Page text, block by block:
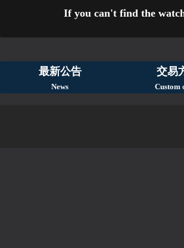
If you can't find the
最新公告
News
交易
Custom